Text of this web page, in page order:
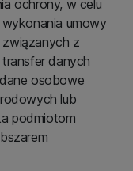
ochrony, w celu
wykonania umowy
z
danych
osobowe
lub
podmiotom